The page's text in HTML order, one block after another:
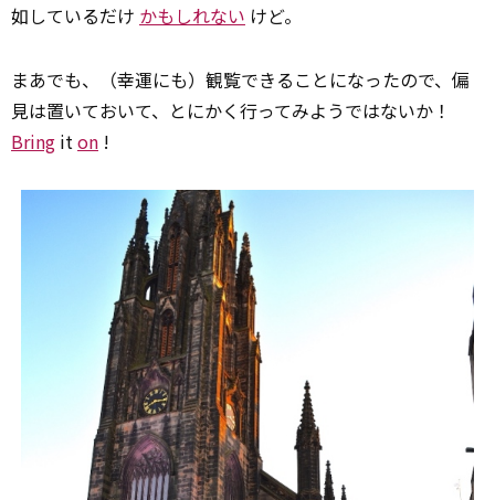
如しているだけ かもしれない けど。
まあでも、（幸運にも）観覧できることになったので、偏
見は置いておいて、とにかく行ってみようではないか！
Bring iton !